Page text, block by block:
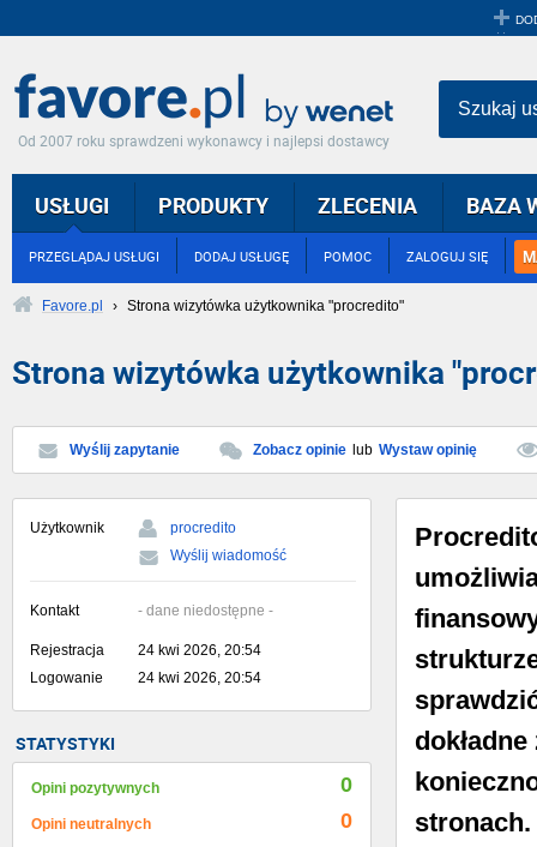
Od 2007 roku sprawdzeni wykonawcy i najlepsi dostawcy
USŁUGI
PRZEGLĄDAJ USŁUGI DODAJ USŁUGĘ POMOC ZALOGUJ SIĘ
PRODUKTY ZLECENIA BAZA
Szukaj
Favore.pl › Strona wizytówka użytkownika "procredito"
Strona wizytówka użytkownika
Wyślij zapytanie Zobacz opinie lub Wystaw opinię
Użytkownik
procredito
Wyślij wiadomość
Kontakt - dane niedostępne -
Rejestracja
24 kwi 2026, 20:54
Logowanie
24 kwi 2026, 20:54
STATYSTYKI
Opini pozytywnych 0
Opini neutralnych 0